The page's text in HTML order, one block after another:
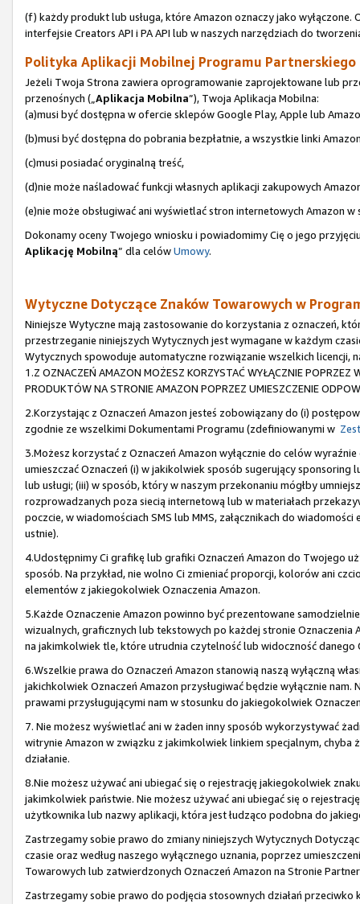
(f) każdy produkt lub usługa, które Amazon oznaczy jako
interfejsie Creators API i PA API lub w naszych narzędziach do
Polityka Aplikacji Mobilnej Programu
Jeżeli Twoja Strona zawiera oprogramowanie zaprojektowane lub
przenośnych („ Aplikacja Mobilna”), Twoja Aplikacja Mobilna:
(a)musi być dostępna w ofercie sklepów Google Play, Apple lub
(b)musi być dostępna do pobrania bezpłatnie, a wszystkie linki
(c)musi posiadać oryginalną treść,
(d)nie może naśladować funkcji własnych aplikacji zakupowych
(e)nie może obsługiwać ani wyświetlać stron internetowych Amazon w
Dokonamy oceny Twojego wniosku i powiadomimy Cię o jego
Aplikację Mobilną” dla celówUmowy.
Wytyczne Dotyczące Znaków Towarowych w
Niniejsze Wytyczne mają zastosowanie do korzystania z oznaczeń,
przestrzeganie niniejszych Wytycznych jest wymagane w każdym
Wytycznych spowoduje automatyczne rozwiązanie wszelkich licencji,
1.Z OZNACZEŃ AMAZON MOŻESZ KORZYSTAĆ WYŁĄCZNIE POPRZEZ
PRODUKTÓW NA STRONIE AMAZON POPRZEZ UMIESZCZENIE
2.Korzystając z Oznaczeń Amazon jesteś zobowiązany do (i)
zgodnie ze wszelkimi Dokumentami Programu (zdefiniowanymi w
3.Możesz korzystać z Oznaczeń Amazon wyłącznie do celów
umieszczać Oznaczeń (i) w jakikolwiek sposób sugerujący
lub usługi; (iii) w sposób, który w naszym przekonaniu mógłby
rozprowadzanych poza siecią internetową lub w materiałach
poczcie, w wiadomościach SMS lub MMS, załącznikach do
ustnie).
4.Udostępnimy Ci grafikę lub grafiki Oznaczeń Amazon do Twojego
sposób. Na przykład, nie wolno Ci zmieniać proporcji, kolorów ani
elementów z jakiegokolwiek Oznaczenia Amazon.
5.Każde Oznaczenie Amazon powinno być prezentowane
wizualnych, graficznych lub tekstowych po każdej stronie Oznaczenia
na jakimkolwiek tle, które utrudnia czytelność lub widoczność danego
6.Wszelkie prawa do Oznaczeń Amazon stanowią naszą wyłączną
jakichkolwiek Oznaczeń Amazon przysługiwać będzie wyłącznie
prawami przysługującymi nam w stosunku do jakiegokolwiek
7. Nie możesz wyświetlać ani w żaden inny sposób wykorzystywać
witrynie Amazon w związku z jakimkolwiek linkiem specjalnym,
działanie.
8.Nie możesz używać ani ubiegać się o rejestrację jakiegokolwiek
jakimkolwiek państwie. Nie możesz używać ani ubiegać się o
użytkownika lub nazwy aplikacji, która jest łudząco podobna do
Zastrzegamy sobie prawo do zmiany niniejszych Wytycznych
czasie oraz według naszego wyłącznego uznania, poprzez
Towarowych lub zatwierdzonych Oznaczeń Amazon na Stronie
Zastrzegamy sobie prawo do podjęcia stosownych działań